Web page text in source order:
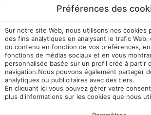
Canapé
Balcon
Sol en moquette
Fenêtres insonorisées
Bidet
VOIR LA CHAMBRE
Préférences des
Sur notre site Web, nous utilisons nos cookies
des fins analytiques en analysant le trafic Web,
du contenu en fonction de vos préférences,
fonctions de médias sociaux et en vous
personnalisée basée sur un profil créé à partir
navigation.Nous pouvons également partager
analytiques ou publicitaires avec des tiers.
En cliquant ici vous pouvez gérer votre
plus d'informations sur les cookies que nous